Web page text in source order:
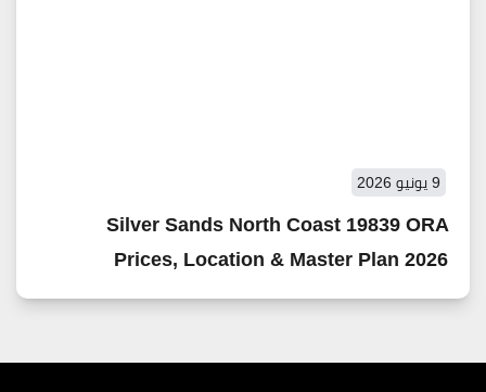
9 يونيو 2026
Silver Sands North Coast 19839 ORA
Prices, Location & Master Plan 2026